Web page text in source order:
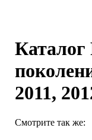
Каталог
2011,
Смотрите так же: